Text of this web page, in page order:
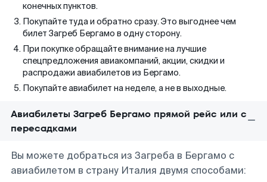
конечных пунктов.
Покупайте туда и обратно сразу. Это выгоднее чем
билет Загреб Бергамо в одну сторону.
При покупке обращайте внимание на лучшие
спецпредложения авиакомпаний, акции, скидки и
распродажи авиабилетов из Бергамо.
Покупайте авиабилет на неделе, а не в выходные.
Авиабилеты Загреб Бергамо прямой рейс или с
пересадками
Вы можете добраться из Загреба в Бергамо с
авиабилетом в страну Италия двумя способами: